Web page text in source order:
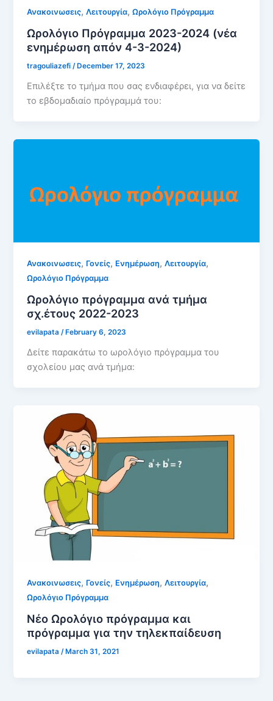
Ανακοινωσεις,Λειτουργία,Ωρολόγιο Πρόγραμμα
Ωρολόγιο Πρόγραμμα 2023-2024 (νέα
ενημέρωση απόν 4-3-2024)
tragouliazefi/ December 17, 2023
Επιλέξτε το τμήμα που σας ενδιαφέρει, για να δείτε
το εβδομαδιαίο πρόγραμμά του:
Ανακοινωσεις, Γονείς, Ενημέρωση,Λειτουργία,
Ωρολόγιο Πρόγραμμα
Ωρολόγιο πρόγραμμα ανά τμήμα
σχ.έτους 2022-2023
evilapata/ February 6, 2023
Δείτε παρακάτω το ωρολόγιο πρόγραμμα του
σχολείου μας ανά τμήμα:
Ανακοινωσεις, Γονείς, Ενημέρωση,Λειτουργία,
Ωρολόγιο Πρόγραμμα
Νέο Ωρολόγιο πρόγραμμα και
πρόγραμμα για την τηλεκπαίδευση
evilapata /March 31, 2021